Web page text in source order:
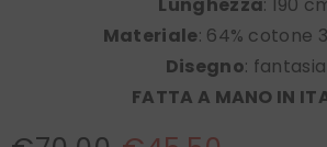
Materiale: 64% cotone
Disegno: fantasia
FATTA A MANO IN